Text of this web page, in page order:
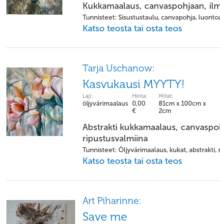
Kukkamaalaus, canvaspohjaan,
Tunnisteet: Sisustustaulu, canvapohja,
Katso teosta tai osta teos
Tarja Uschanow:
Kasvukausi MYYTY!
Laji:
öljyvärimaalaus
Hinta:
0,00
€
Mitat:
81cm x 100cm x
2cm
Abstrakti kukkamaalaus,
ripustusvalmiina
Tunnisteet: Öljyvärimaalaus, kukat, abstrakti,
Katso teosta tai osta teos
Art Piharinne:
Save me